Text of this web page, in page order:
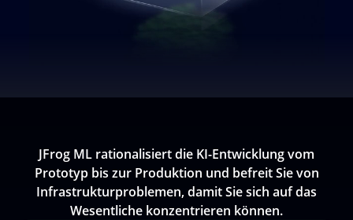
JFrog ML rationalisiert die KI-Entwicklung vom
Prototyp bis zur Produktion und befreit Sie von
Infrastrukturproblemen, damit Sie sich auf das
Wesentliche konzentrieren können.